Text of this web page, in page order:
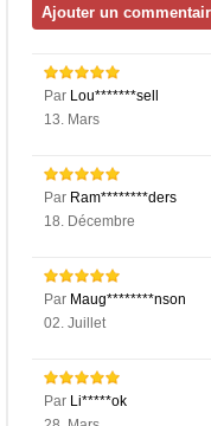
Par Lou*******sell
13. Mars
Par Ram********ders
18. Décembre
Par Maug********nson
02. Juillet
Par Li*****ok